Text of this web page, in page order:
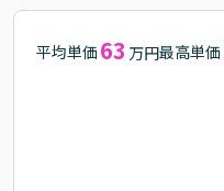
平均単価 63 万円最高単価